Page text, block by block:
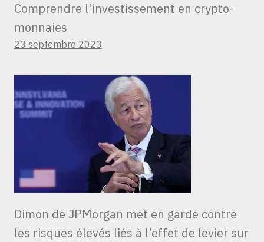
Comprendre l’investissement en crypto-
monnaies
23 septembre 2023
Dimon de JPMorgan met en garde contre
les risques élevés liés à l’effet de levier sur